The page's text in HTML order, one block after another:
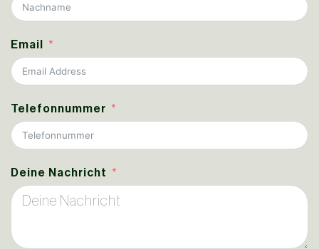
Email
Telefonnummer
Deine Nachricht